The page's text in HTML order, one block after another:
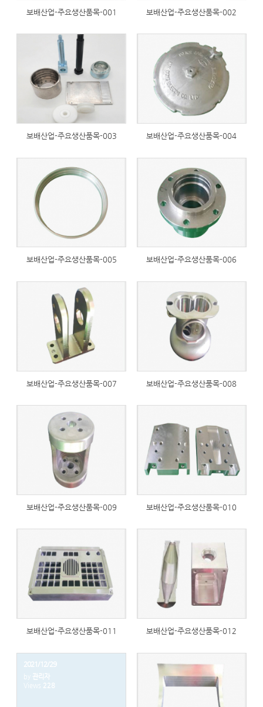
보배산업-주요생산품목-001 보배산업-주요생산품목-002
251
보배산업-주요생산품목-003
257
보배산업-주요생산품목-004
234
보배산업-주요생산품목-005
233
보배산업-주요생산품목-006
250
보배산업-주요생산품목-007
229
보배산업-주요생산품목-008
233
보배산업-주요생산품목-009 보배산업-주요생산품목-010
243
보배산업-주요생산품목-011
239
보배산업-주요생산품목-012
2021/12/29
by 관리자
Views 228 233